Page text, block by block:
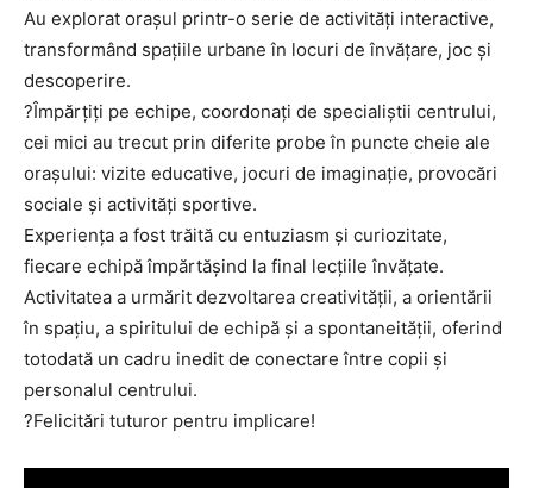
Au explorat orașul printr-o serie de activități interactive,
transformând spațiile urbane în locuri de învățare, joc și
descoperire.
?Împărțiți pe echipe, coordonați de specialiștii centrului,
cei mici au trecut prin diferite probe în puncte cheie ale
orașului: vizite educative, jocuri de imaginație, provocări
sociale și activități sportive.
Experiența a fost trăită cu entuziasm și curiozitate,
fiecare echipă împărtășind la final lecțiile învățate.
Activitatea a urmărit dezvoltarea creativității, a orientării
în spațiu, a spiritului de echipă și a spontaneității, oferind
totodată un cadru inedit de conectare între copii și
personalul centrului.
?Felicitări tuturor pentru implicare!